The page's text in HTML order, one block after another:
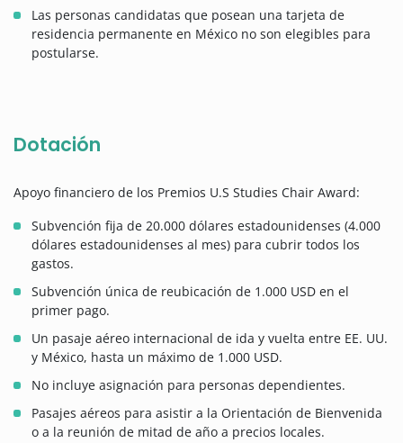
Las personas candidatas que posean una tarjeta de
residencia permanente en México no son elegibles para
postularse.
Dotación
Apoyo financiero de los Premios U.S Studies Chair Award:
Subvención fija de 20.000 dólares estadounidenses (4.000
dólares estadounidenses al mes) para cubrir todos los
gastos.
Subvención única de reubicación de 1.000 USD en el
primer pago.
Un pasaje aéreo internacional de ida y vuelta entre EE. UU.
y México, hasta un máximo de 1.000 USD.
No incluye asignación para personas dependientes.
Pasajes aéreos para asistir a la Orientación de Bienvenida
o a la reunión de mitad de año a precios locales.